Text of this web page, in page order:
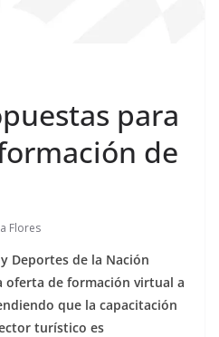
para
de
Flores
Deportes de la Nación
de formación virtual a
que la capacitación
turístico es